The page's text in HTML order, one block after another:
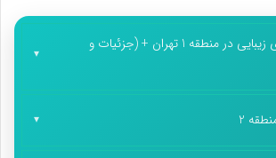
بهترین کلینیک های زیبایی در منطقه 1 تهران + (جزئیات و
2